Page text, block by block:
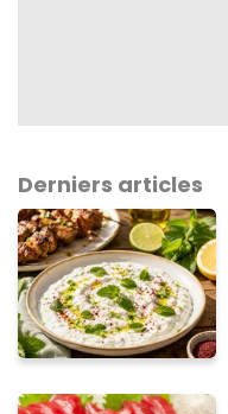
Derniers articles